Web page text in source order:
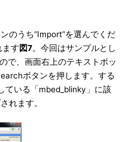
のうち“Import”を選んでくだ
す図7。今回はサンプルとし
で、画面右上のテキストボッ
ボタンを押します。する
ている「mbed_blinky」に該
れます。